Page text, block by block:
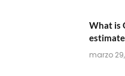
What is
marzo